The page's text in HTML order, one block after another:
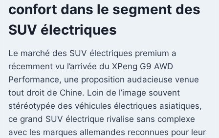
confort dans le segment des
SUV électriques
Le marché des SUV électriques premium a
récemment vu l’arrivée du XPeng G9 AWD
Performance, une proposition audacieuse venue
tout droit de Chine. Loin de l’image souvent
stéréotypée des véhicules électriques asiatiques,
ce grand SUV électrique rivalise sans complexe
avec les marques allemandes reconnues pour leur